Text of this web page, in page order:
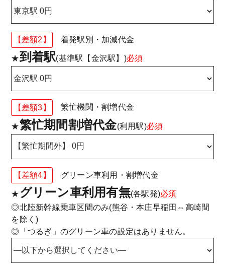
【差額2】 着発駅別・加減代金
★到着駅(基準駅【金沢駅】)必須
【差額3】 繁忙機関・割増代金
★繁忙期間割増代金(利用駅)必須
【差額4】 グリーン車利用・割増代金
★ グリーン車利用有無(各駅発)必須
◎北陸新幹線乗車区間のみ(熊谷・本庄早稲田⇔高崎間
を除く)
◎「つるぎ」のグリーン車の設定はありません。